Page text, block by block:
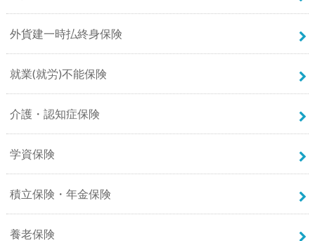
外貨建一時払終身保険
就業(就労)不能保険
介護・認知症保険
学資保険
積立保険・年金保険
養老保険